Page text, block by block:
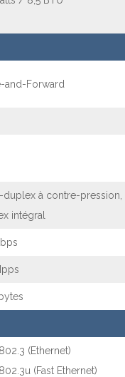
and-Forward
duplex à contre-pression,
intégral
802.3 (Ethernet)
802.3u (Fast Ethernet)